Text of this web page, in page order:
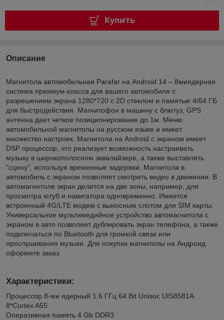
Купить
Описание
Магнитола автомобильная Parafar на Android 14 – 8миядерная
система премиум-класса для вашего автомобиля с
разрешением экрана 1280*720 с 2D стеклом и памятью 4/64 ГБ
для быстродействия. Магнитофон в машину с блютуз, GPS
антенна дает четкое позиционирование до 1м. Меню
автомобильной магнитолы на русском языке и имеет
множество настроек. Магнитола на Android с экраном имеет
DSP процессор, что реализует возможность настраивать
музыку в широкополосном эквалайзере, а также выставлять
"сцену", используя временные задержки. Магнитола в
автомобиль с экраном позволяет смотреть видео в движении. В
автомагнитоле экран делится на две зоны, например, для
просмотра ютуб и навигатора одновременно. Имеется
встроенный 4G/LTE модем с выносным слотом для SIM карты.
Универсальное мультимедийное устройство автомагнитола с
экраном в авто позволяет дублировать экран телефона, а также
подключаться по Bluetooth для громкой связи или
прослушивания музыки. Для покупки магнитолы на Андроид
оформите заказ.
Характеристики:
Процессор 8-ми ядерный 1.6 ГГц 64 Bit Unisoc UIS8581A
8*Cortex A55
Оперативная память 4 Gb DDR3